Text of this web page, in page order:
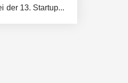
der 13. Startup...